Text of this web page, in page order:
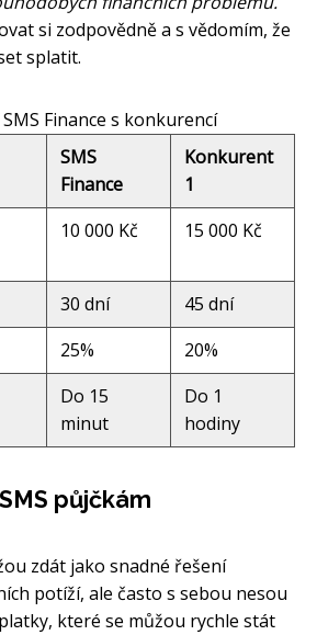
si zodpovědně a s vědomím, že
splatit.
Finance s konkurencí
SMS
Finance
Konkurent
1
10 000 Kč 15 000 Kč
30 dní
45 dní
25%
20%
Do 15
minut
Do 1
hodiny
půjčkám
zdát jako snadné řešení
potíží, ale často s sebou nesou
které se můžou rychle stát